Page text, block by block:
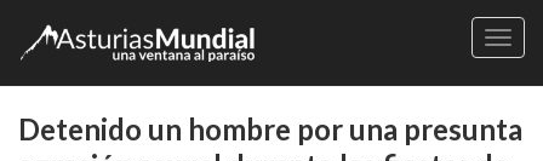
Detenido un hombre por una presunta